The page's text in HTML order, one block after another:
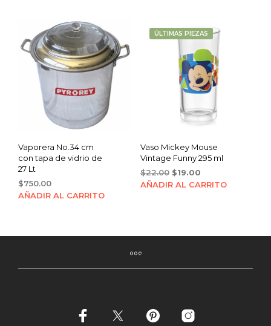
Vaporera No.34 cm
con tapa de vidrio de
27 Lt
$750.00
AÑADIR AL CARRITO
ÚLTIMAS PIEZAS
Vaso Mickey Mouse
Vintage Funny 295 ml
$22.00 Original
price
$19.00Current
price
AÑADIR AL CARRITO